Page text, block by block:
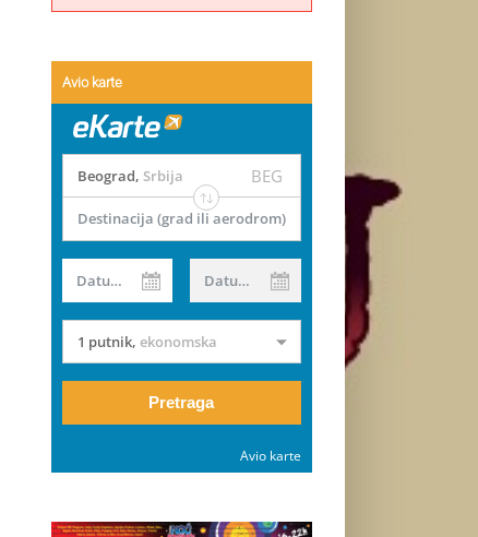
Avio karte
Beograd, Srbija BEG
Destinacija (grad ili aerodrom)
Datum od Datum do
1 putnik, ekonomska
Pretraga
Avio karte